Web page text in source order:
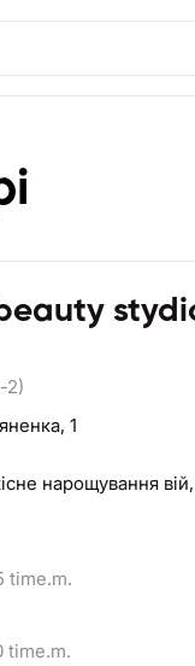
2)
1
нарощування
time.m.
time.m.